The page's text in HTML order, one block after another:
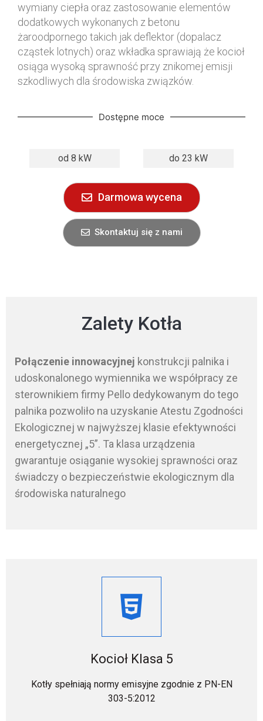
wymiany ciepła oraz zastosowanie elementów
dodatkowych wykonanych z betonu
żaroodpornego takich jak deflektor (dopalacz
cząstek lotnych) oraz wkładka sprawiają że kocioł
osiąga wysoką sprawność przy znikomej emisji
szkodliwych dla środowiska związków.
Dostępne moce
od 8 kW do 23 kW
Darmowa wycena
Skontaktuj się z nami
Zalety Kotła
Połączenie innowacyjnej konstrukcji palnika i
udoskonalonego wymiennika we współpracy ze
sterownikiem firmy Pello dedykowanym do tego
palnika pozwoliło na uzyskanie Atestu Zgodności
Ekologicznej w najwyższej klasie efektywności
energetycznej „5”. Ta klasa urządzenia
gwarantuje osiąganie wysokiej sprawności oraz
świadczy o bezpieczeństwie ekologicznym dla
środowiska naturalnego
Kocioł Klasa 5
Kotły spełniają normy emisyjne zgodnie z PN-EN
303-5:2012